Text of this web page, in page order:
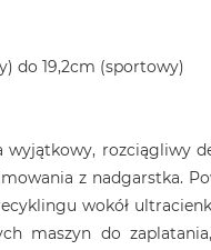
do 19,2cm (sportowy)
wyjątkowy, rozciągliwy
z nadgarstka.
wokół
maszyn do